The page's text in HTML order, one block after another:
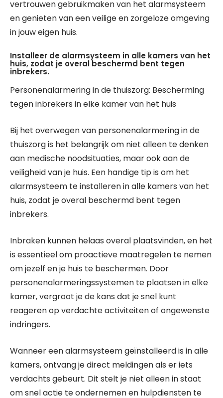
vertrouwen gebruikmaken van het alarmsysteem
en genieten van een veilige en zorgeloze omgeving
in jouw eigen huis.
Installeer de alarmsysteem in alle kamers van het
huis, zodat je overal beschermd bent tegen
inbrekers.
Personenalarmering in de thuiszorg: Bescherming
tegen inbrekers in elke kamer van het huis
Bij het overwegen van personenalarmering in de
thuiszorg is het belangrijk om niet alleen te denken
aan medische noodsituaties, maar ook aan de
veiligheid van je huis. Een handige tip is om het
alarmsysteem te installeren in alle kamers van het
huis, zodat je overal beschermd bent tegen
inbrekers.
Inbraken kunnen helaas overal plaatsvinden, en het
is essentieel om proactieve maatregelen te nemen
om jezelf en je huis te beschermen. Door
personenalarmeringssystemen te plaatsen in elke
kamer, vergroot je de kans dat je snel kunt
reageren op verdachte activiteiten of ongewenste
indringers.
Wanneer een alarmsysteem geïnstalleerd is in alle
kamers, ontvang je direct meldingen als er iets
verdachts gebeurt. Dit stelt je niet alleen in staat
om snel actie te ondernemen en hulpdiensten te